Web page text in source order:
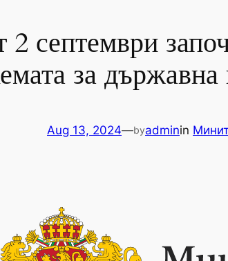
2 септември
за
Aug 13, 2024—byadminin